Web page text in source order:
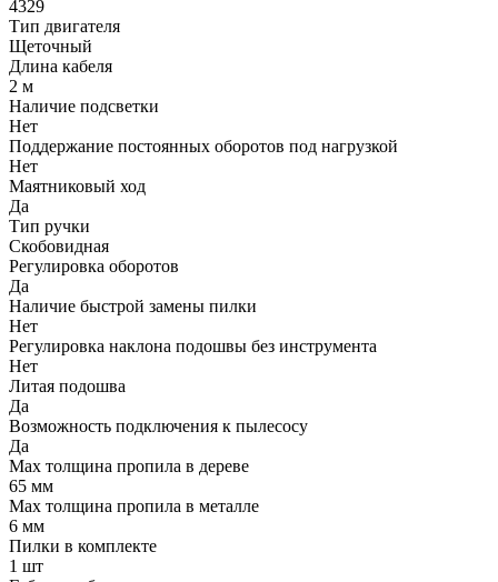
4329
Тип двигателя
Щеточный
Длина кабеля
2 м
Наличие подсветки
Нет
Поддержание постоянных оборотов под нагрузкой
Нет
Маятниковый ход
Да
Тип ручки
Скобовидная
Регулировка оборотов
Да
Наличие быстрой замены пилки
Нет
Регулировка наклона подошвы без инструмента
Нет
Литая подошва
Да
Возможность подключения к пылесосу
Да
Мах толщина пропила в дереве
65 мм
Мах толщина пропила в металле
6 мм
Пилки в комплекте
1 шт